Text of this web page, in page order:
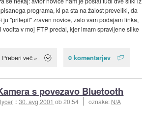
programa, ki pa sta na žalost preveliki, da
ju "prilepil" zraven novice, zato vam podajam linka,
vodita v moj FTP predal, kjer imam spravljene slike
Preberi več » 0 komentarjev
s povezavo Bluetooth
::30. avg 2001 ob 20:54 oznake: N/A